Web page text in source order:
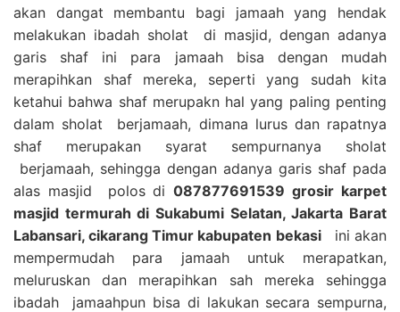
akan dangat membantu bagi jamaah yang hendak
melakukan ibadah sholat di masjid, dengan adanya
garis shaf ini para jamaah bisa dengan mudah
merapihkan shaf mereka, seperti yang sudah kita
ketahui bahwa shaf merupakn hal yang paling penting
dalam sholat berjamaah, dimana lurus dan rapatnya
shaf merupakan syarat sempurnanya sholat
berjamaah, sehingga dengan adanya garis shaf pada
alas masjid polos di087877691539 grosir karpet
masjid termurah di Sukabumi Selatan, Jakarta Barat
Labansari, cikarang Timur kabupaten bekasiini akan
mempermudah para jamaah untuk merapatkan,
meluruskan dan merapihkan sah mereka sehingga
ibadah jamaahpun bisa di lakukan secara sempurna,